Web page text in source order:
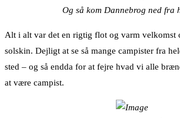
Og så kom Dannebrog ned fra
Alt i alt var det en rigtig flot og varm velkomst
solskin. Dejligt at se så mange campister fra
sted – og så endda for at fejre hvad vi alle
at være campist.